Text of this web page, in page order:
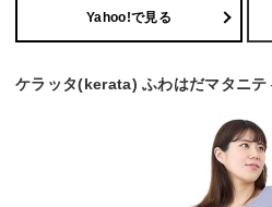
Yahoo!で見る
ケラッタ(kerata) ふわはだマタニテ